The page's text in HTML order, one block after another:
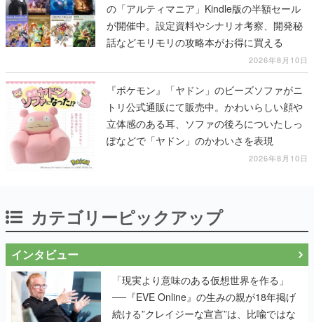
の「アルティマニア」Kindle版の半額セール
が開催中。設定資料やシナリオ考察、開発秘
話などモリモリの攻略本がお得に買える
2026年8月10日
『ポケモン』「ヤドン」のビーズソファがニ
トリ公式通販にて販売中。かわいらしい顔や
立体感のある耳、ソファの後ろについたしっ
ぽなどで「ヤドン」のかわいさを表現
2026年8月10日
カテゴリーピックアップ
インタビュー
「現実より意味のある仮想世界を作る」
──『EVE Online』の生みの親が18年掲げ
続ける”クレイジーな宣言”は、比喩ではな